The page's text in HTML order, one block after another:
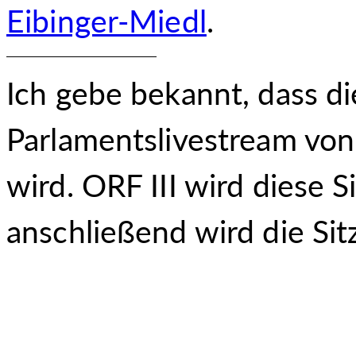
Eibinger-Miedl.
Ich gebe bekannt, dass
Parlamentslivestream
wird. ORF III wird diese
anschließend wird die